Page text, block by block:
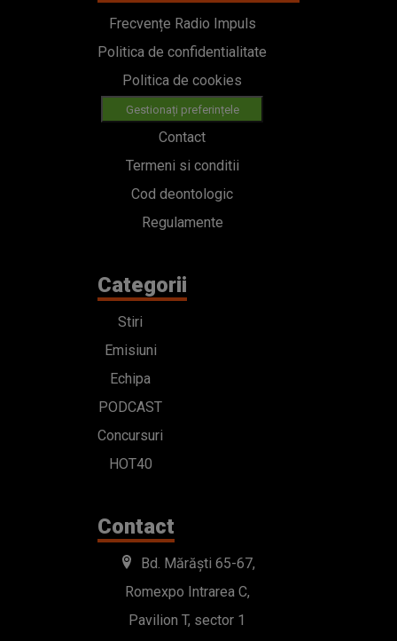
Frecvențe Radio Impuls
Politica de confidentialitate
Politica de cookies
Gestionați preferințele
Contact
Termeni si conditii
Cod deontologic
Regulamente
Categorii
Stiri
Emisiuni
Echipa
PODCAST
Concursuri
HOT40
Contact
Bd. Mărăști 65-67,
Romexpo Intrarea C,
Pavilion T, sector 1